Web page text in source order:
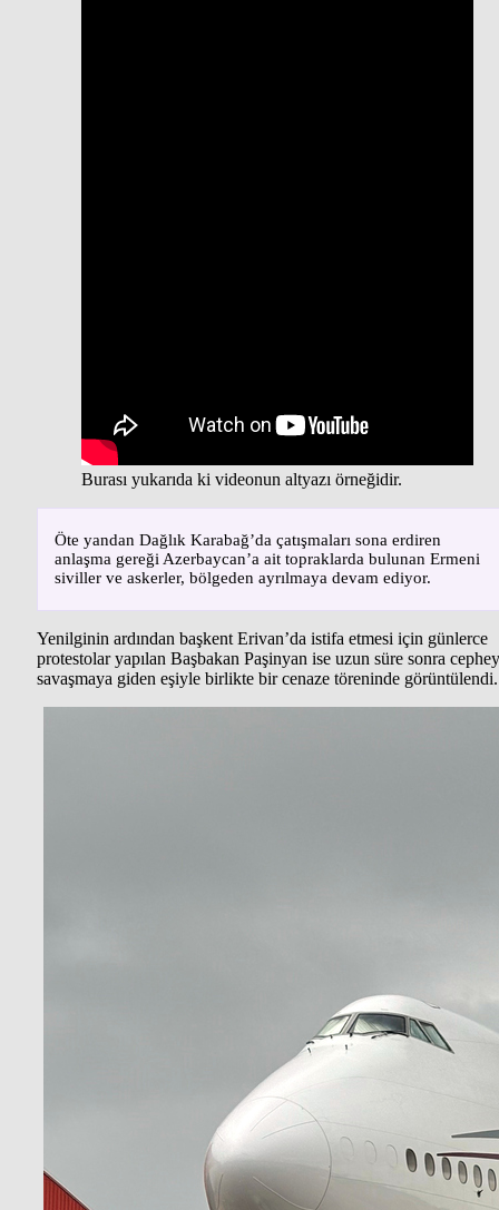
Burası yukarıda ki videonun altyazı örneğidir.
Öte yandan Dağlık Karabağ’da çatışmaları sona erdiren
anlaşma gereği Azerbaycan’a ait topraklarda bulunan Ermeni
siviller ve askerler, bölgeden ayrılmaya devam ediyor.
Yenilginin ardından başkent Erivan’da istifa etmesi için günlerce
protestolar yapılan Başbakan Paşinyan ise uzun süre sonra
savaşmaya giden eşiyle birlikte bir cenaze töreninde görüntülendi.